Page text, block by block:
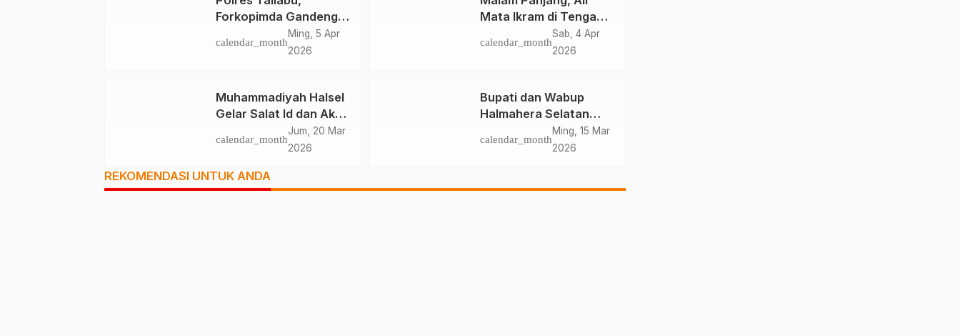
Forkopimda Gandeng
Tokoh Agama
Deklarasikan Damai
calendar_month
Ming, 5 Apr
2026
Mata Ikram di Tengah
Konflik Halteng
calendar_month
Sab, 4 Apr
2026
Muhammadiyah Halsel
Gelar Salat Id dan Aksi
Solidaritas Palestina
calendar_month
Jum, 20 Mar
2026
Bupati dan Wabup
Halmahera Selatan
Hadiri Pelantikan
Mabiran Pramuka se-
calendar_month
Ming, 15 Mar
2026
REKOMENDASI UNTUK ANDA